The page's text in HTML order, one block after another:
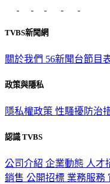
TVBS新聞網
關於我們 56新聞台節目
政策與隱私
隱私權政策 性騷擾防治
認識 TVBS
公司介紹 企業動態 人才
銷售 公開招標 業務服務